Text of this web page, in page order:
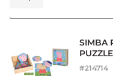
SIMBA
#214714